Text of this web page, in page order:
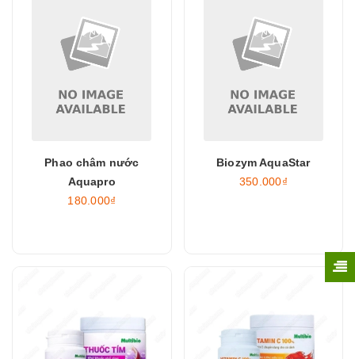
Phao châm nước
Aquapro
180.000₫
Biozym AquaStar
350.000₫